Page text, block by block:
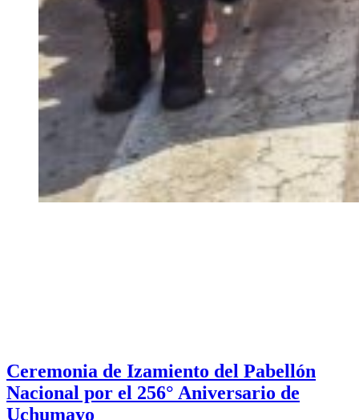
Ceremonia de Izamiento del Pabellón
Nacional por el 256° Aniversario de
Uchumayo